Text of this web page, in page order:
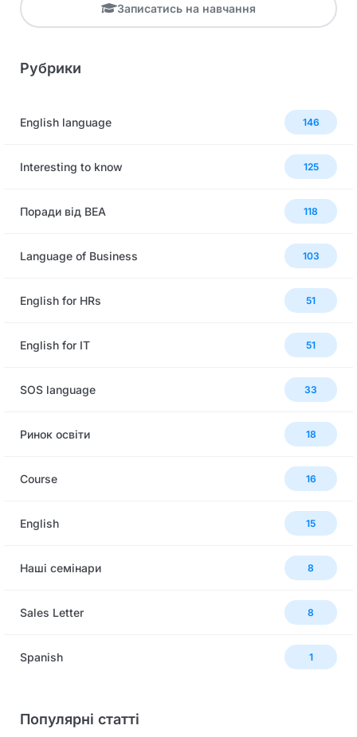
Записатись на навчання
Рубрики
English language 146
Interesting to know 125
Поради від BEA 118
Language of Business 103
English for HRs 51
English for IT 51
SOS language 33
Ринок освіти 18
Сourse 16
English 15
Наші семінари 8
Sales Letter 8
Spanish 1
Популярні статті